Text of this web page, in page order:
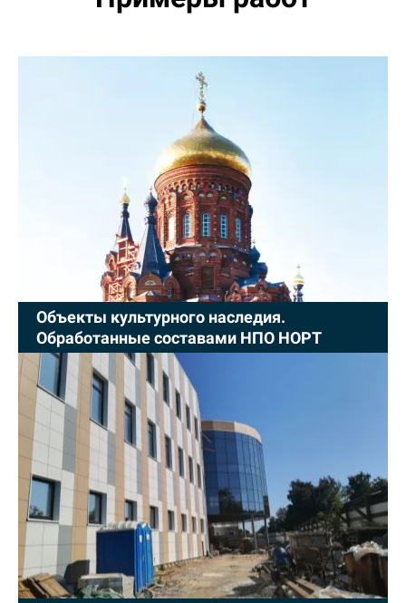
Объекты культурного наследия.
Обработанные составами НПО НОРТ